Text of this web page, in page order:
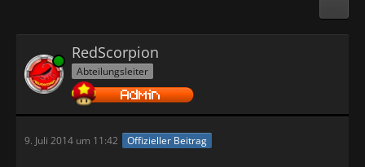
Online RedScorpion
Abteilungsleiter
9. Juli 2014 um 11:42 Offizieller Beitrag